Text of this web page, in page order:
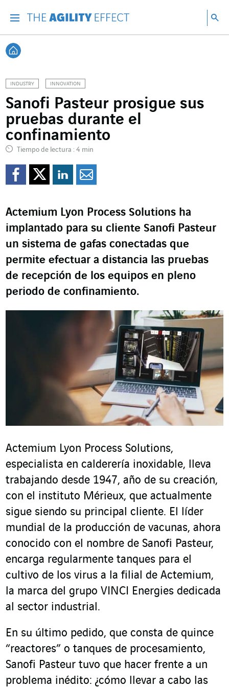
Volver a Inicio
INDUSTRY INNOVATION
Sanofi Pasteur prosigue sus
pruebas durante el
confinamiento
Tiempo de lectura : 4 min
Compartir en Facebook
Compartir en
Compartir en
Actemium Lyon Process Solutions ha
implantado para su cliente Sanofi Pasteur
un sistema de gafas conectadas que
permite efectuar a distancia las pruebas
de recepción de los equipos en pleno
periodo de confinamiento.
Actemium Lyon Process Solutions,
especialista en calderería inoxidable, lleva
trabajando desde 1947, año de su creación,
con el instituto Mérieux, que actualmente
sigue siendo su principal cliente. El líder
mundial de la producción de vacunas, ahora
conocido con el nombre de Sanofi Pasteur,
encarga regularmente tanques para el
cultivo de los virus a la filial de Actemium,
la marca del grupo VINCI Energies dedicada
al sector industrial.
En su último pedido, que consta de quince
“reactores” o tanques de procesamiento,
Sanofi Pasteur tuvo que hacer frente a un
problema inédito: ¿cómo llevar a cabo las